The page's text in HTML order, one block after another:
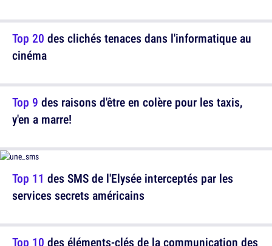
Top 20 des clichés tenaces dans l'informatique au
cinéma
Top 11 des SMS de l'Elysée interceptés par les
services secrets américains
Top 9 des raisons d'être en colère pour les taxis,
y'en a marre!
Top 10 des éléments-clés de la communication des